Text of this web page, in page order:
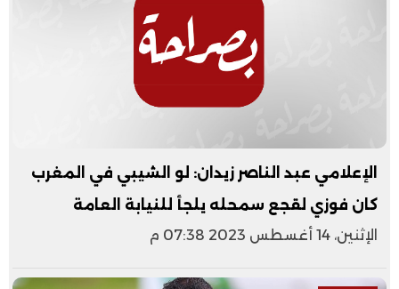
الإعلامي عبد الناصر زيدان: لو الشيبي في المغرب
كان فوزي لقجع سمحله يلجأ للنيابة العامة
الإثنين، 14 أغسطس 2023 07:38 م